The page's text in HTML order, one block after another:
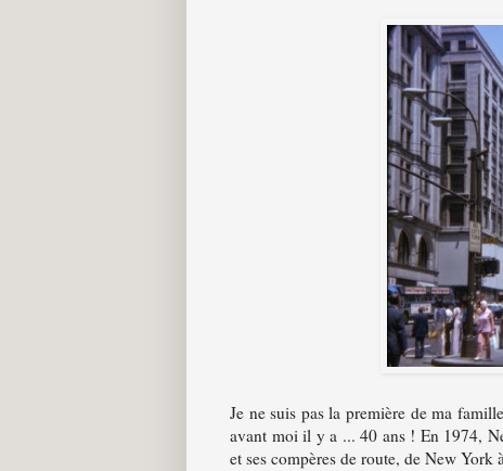
Je ne suis pas la première de ma
avant moi il y a ... 40 ans ! En 1974,
et ses compères de route, de New